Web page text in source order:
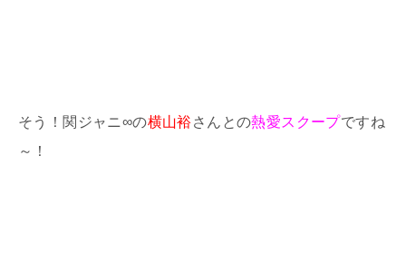
そう！関ジャニ∞の横山裕さんとの熱愛スクープですね
～！